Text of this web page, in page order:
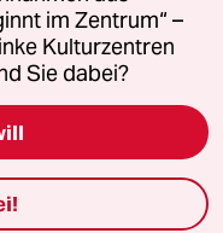
Impressum AGB
(Ads)
im Zentrum“ –
Kulturzentren
Sie dabei?